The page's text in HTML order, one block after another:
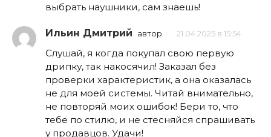
выбрать наушники, сам знаешь!
Ильин Дмитрий автор 21.04.2025 в 15:54
Слушай, я когда покупал свою первую
дрипку, так накосячил! Заказал без
проверки характеристик, а она оказалась
не для моей системы. Читай внимательно,
не повторяй моих ошибок! Бери то, что
тебе по стилю, и не стесняйся спрашивать
у продавцов. Удачи!